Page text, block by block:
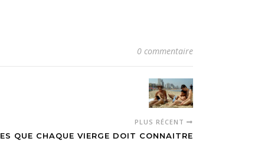
0 commentaire
PLUS RÉCENT
QUE CHAQUE VIERGE DOIT CONNAITRE